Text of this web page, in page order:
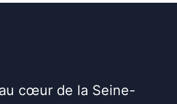
cœur de la Seine-